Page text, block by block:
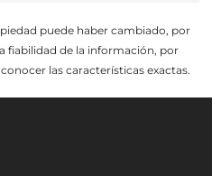
puede haber cambiado, por
fiabilidad de la información, por
las características exactas.